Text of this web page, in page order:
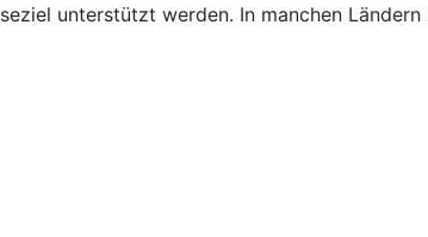
unterstützt werden. In manchen